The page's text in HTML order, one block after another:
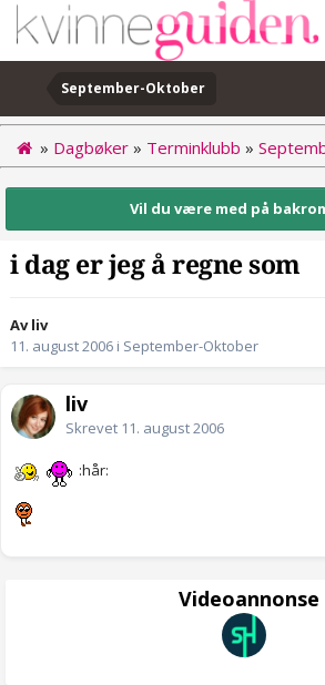
September-Oktober
» Dagbøker » Terminklubb »
Vil du være med på
i dag er jeg å regne som
Av liv
11. august 2006 i September-Oktober
liv
Skrevet 11. august 2006
:hår:
Videoannonse